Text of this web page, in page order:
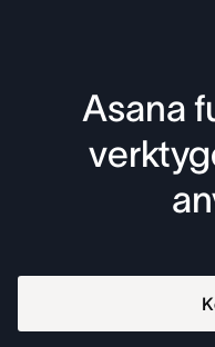
Asana